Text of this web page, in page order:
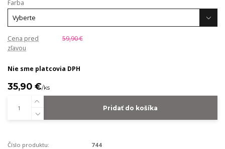
Farba
Cena pred
zľavou
59,90 €
Nie sme platcovia DPH
35,90 €/ks
Pridať do košíka
Číslo produktu: 744